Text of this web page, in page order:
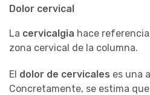
Dolor cervical
La cervicalgia hace
zona cervical de la columna.
El dolor de cervicales es una
Concretamente, se estima